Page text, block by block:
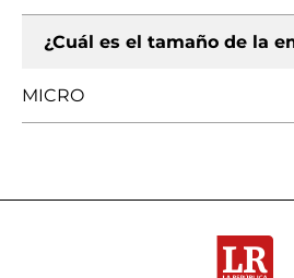
¿Cuál es el tamaño de la
MICRO